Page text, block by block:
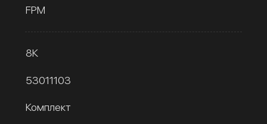
FPM
8К
53011103
Комплект